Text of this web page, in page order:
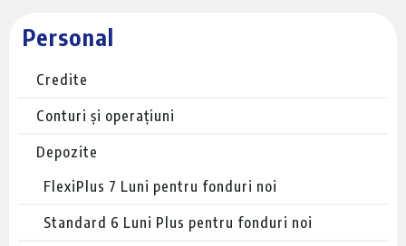
Personal
Credite
Conturi și operațiuni
Depozite
FlexiPlus 7 Luni pentru fonduri noi
Standard 6 Luni Plus pentru fonduri noi